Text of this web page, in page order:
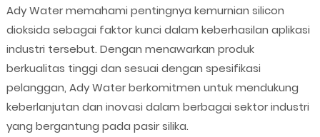
Ady Water memahami pentingnya kemurnian silicon
dioksida sebagai faktor kunci dalam keberhasilan aplikasi
industri tersebut. Dengan menawarkan produk
berkualitas tinggi dan sesuai dengan spesifikasi
pelanggan, Ady Water berkomitmen untuk mendukung
keberlanjutan dan inovasi dalam berbagai sektor industri
yang bergantung pada pasir silika.